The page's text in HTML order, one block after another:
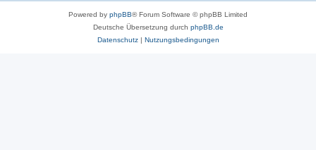
Powered by phpBB® Forum Software © phpBB Limited
Deutsche Übersetzung durch phpBB.de
Datenschutz| Nutzungsbedingungen